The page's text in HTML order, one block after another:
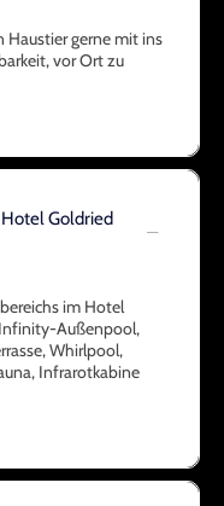
Haustier gerne mit ins
vor Ort zu
Hotel Goldried
im Hotel
Außenpool,
Whirlpool,
Infrarotkabine